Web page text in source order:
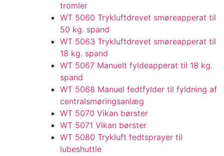
tromler
WT 5060 Trykluftdrevet smøreapperat til
50 kg. spand
WT 5063 Trykluftdrevet smøreapperat til
18 kg. spand
WT 5067 Manuelt fyldeapperat til 18 kg.
spand
WT 5068 Manuel fedtfylder til fyldning af
centralsmøringsanlæg
WT 5070 Vikan børster
WT 5071 Vikan børster
WT 5080 Trykluft fedtsprayer til
lubeshuttle